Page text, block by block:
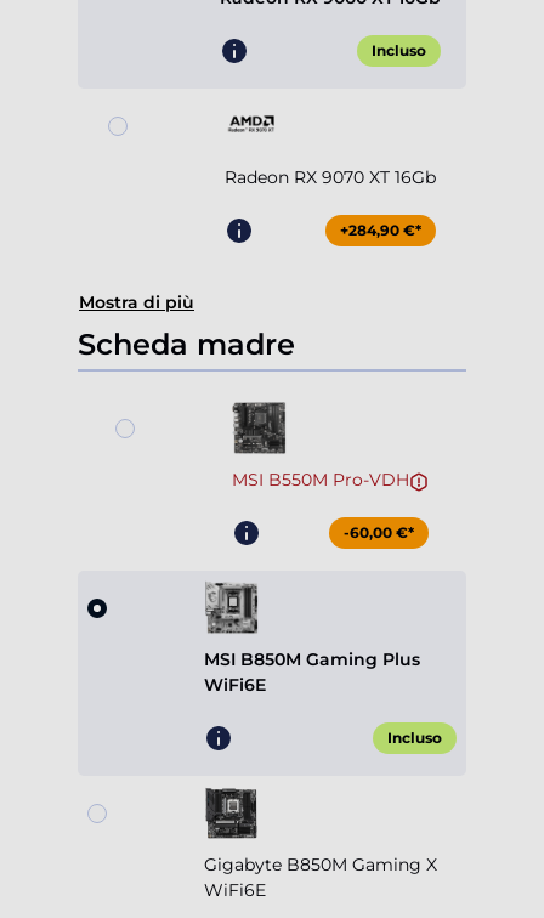
Incluso
Radeon RX 9070 XT 16Gb
+284,90 €*
Mostra di più
Scheda madre
MSI B550M Pro-VDH
-60,00 €*
MSI B850M Gaming Plus
WiFi6E
Incluso
Gigabyte B850M Gaming X
WiFi6E